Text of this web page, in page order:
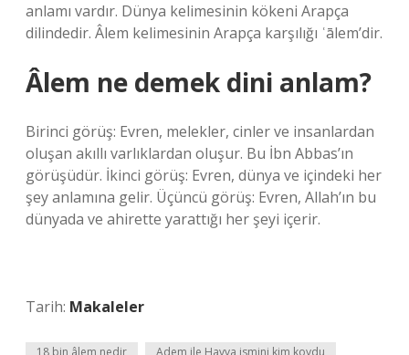
anlamı vardır. Dünya kelimesinin kökeni Arapça
dilindedir. Âlem kelimesinin Arapça karşılığı ʿālem’dir.
Âlem ne demek dini anlam?
Birinci görüş: Evren, melekler, cinler ve insanlardan
oluşan akıllı varlıklardan oluşur. Bu İbn Abbas’ın
görüşüdür. İkinci görüş: Evren, dünya ve içindeki her
şey anlamına gelir. Üçüncü görüş: Evren, Allah’ın bu
dünyada ve ahirette yarattığı her şeyi içerir.
Tarih: Makaleler
18 bin âlem nedir Adem ile Havva ismini kim koydu